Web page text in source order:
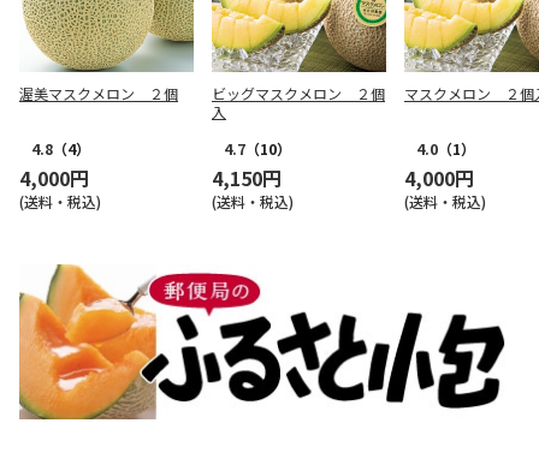
渥美マスクメロン ２個
4.8 （4）
4,000円
(送料・税込)
ビッグマスクメロン ２個
入
4.7 （10）
4,150円
(送料・税込)
マスクメロン ２個
4.0 （1）
4,000円
(送料・税込)